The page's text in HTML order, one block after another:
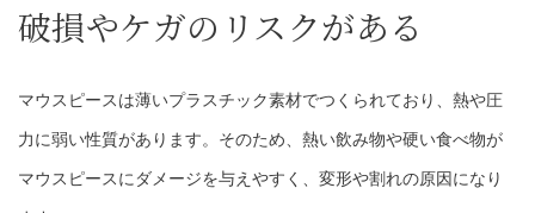
破損やケガのリスクがある
マウスピースは薄いプラスチック素材でつくられており、熱や圧
力に弱い性質があります。そのため、熱い飲み物や硬い食べ物が
マウスピースにダメージを与えやすく、変形や割れの原因になり